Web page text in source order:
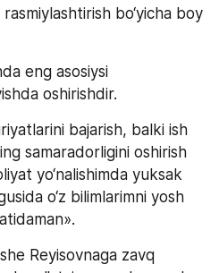
bo‘yicha boy
eng asosiysi
oshirishdir.
bajarish, balki ish
samaradorligini oshirish
yo‘nalishimda yuksak
o‘z bilimlarimni yosh
Reyisovnaga zavq